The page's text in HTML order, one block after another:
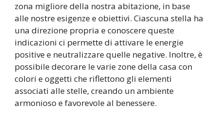
zona migliore della nostra abitazione, in base
alle nostre esigenze e obiettivi. Ciascuna stella ha
una direzione propria e conoscere queste
indicazioni ci permette di attivare le energie
positive e neutralizzare quelle negative. Inoltre, è
possibile decorare le varie zone della casa con
colori e oggetti che riflettono gli elementi
associati alle stelle, creando un ambiente
armonioso e favorevole al benessere.